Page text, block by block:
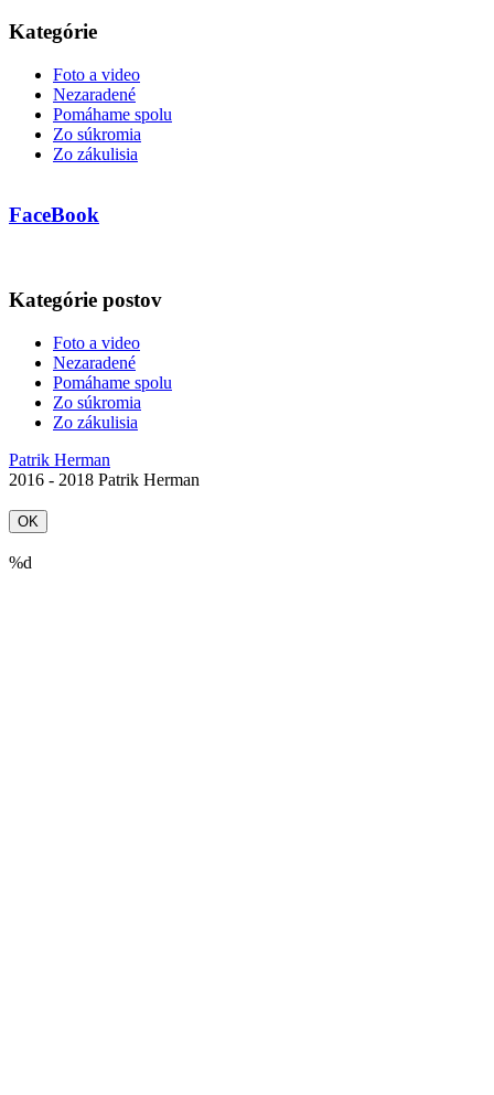
Kategórie
Foto a video
Nezaradené
Pomáhame spolu
Zo súkromia
Zo zákulisia
FaceBook
Kategórie postov
Foto a video
Nezaradené
Pomáhame spolu
Zo súkromia
Zo zákulisia
Patrik Herman
2016 - 2018 Patrik Herman
OK
%d